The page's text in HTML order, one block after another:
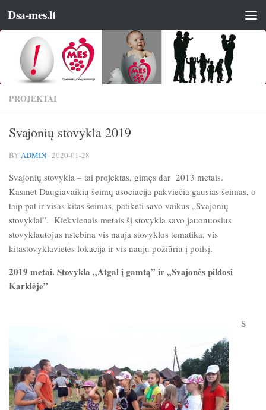
Dsa-mes.lt
PROJEKTAI
Svajonių stovykla 2019
BYADMIN · 2020-01-28
Svajonių stovykla – tai projektas, gimęs dar 2013 metais.
Kasmet Daugiavaikių šeimų asociacija pakviečia gausias šeimas, o
taip pat ir visas kitas šeimas, patikėti savo vaikus „Svajonių
stovyklai”. Kiekvienais metais šį stovykla savo jauonuosius
stovyklautojus nstebina vis nauja stovyklos tematika, vis
kitastovyklavietės lokacija ir vis nauju požiūriu į poilsį.
2019 metai. Stovykla „Atgal į gamtą” ir „Svajonės pildosi
Karklėje”
S